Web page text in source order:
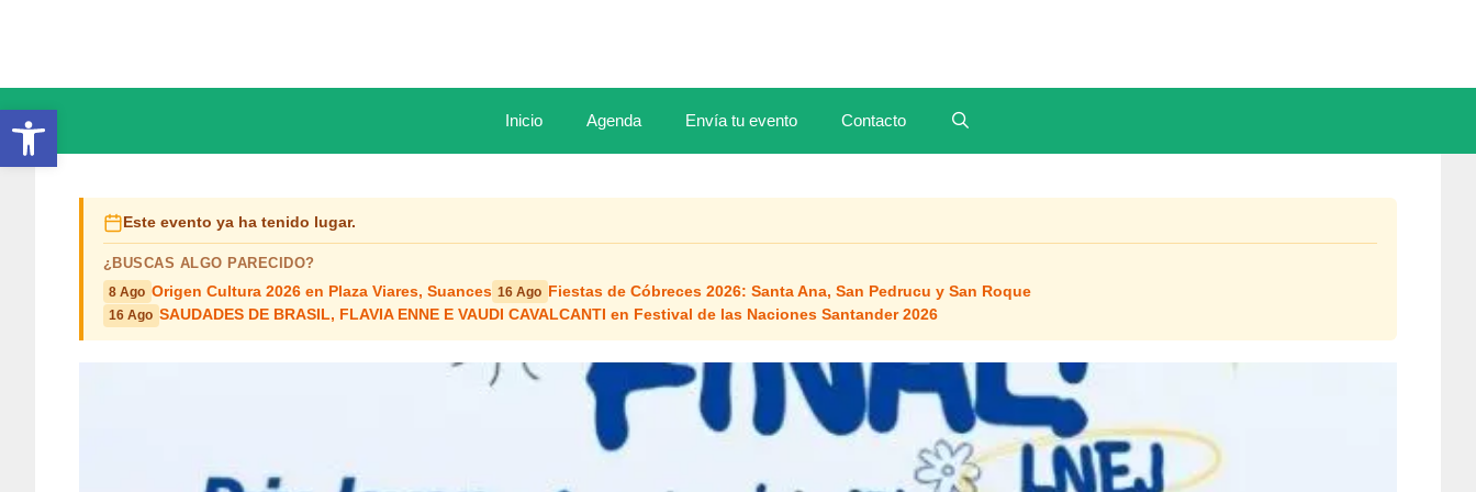
Abrir barra de herramientas Inicio Agenda Envía tu evento Contacto
Este evento ya ha tenido lugar.
¿BUSCAS ALGO PARECIDO?
8 Ago Origen Cultura 2026 en Plaza Viares, Suances 16 Ago Fiestas de Cóbreces 2026: Santa Ana, San Pedrucu y San Roque
16 Ago SAUDADES DE BRASIL, FLAVIA ENNE E VAUDI CAVALCANTI en Festival de las Naciones Santander 2026